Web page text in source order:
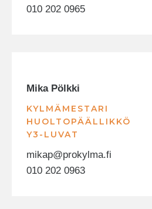
010 202 0965
Mika Pölkki
KYLMÄMESTARI
HUOLTOPÄÄLLIKKÖ
Y3-LUVAT
mikap@prokylma.fi
010 202 0963